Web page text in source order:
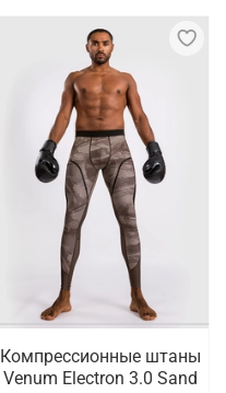
Компрессионные штаны
Venum Electron 3.0 Sand